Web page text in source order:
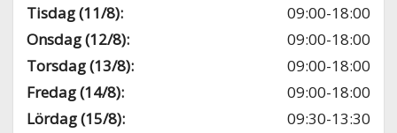
Tisdag (11/8):
09:00-18:00
Onsdag (12/8):
09:00-18:00
Torsdag (13/8):
09:00-18:00
Fredag (14/8):
09:00-18:00
Lördag (15/8):
09:30-13:30